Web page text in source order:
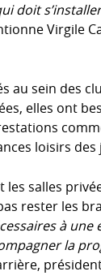
doit
Virgile
au sein des
elles ont
loisirs des
salles
rester les
à une
la
président